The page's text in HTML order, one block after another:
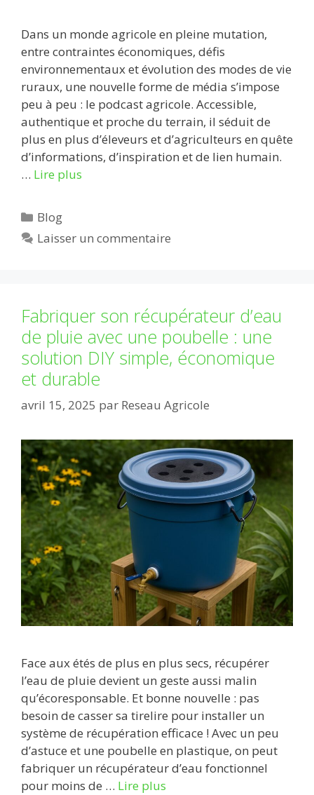
Dans un monde agricole en pleine mutation,
entre contraintes économiques, défis
environnementaux et évolution des modes de vie
ruraux, une nouvelle forme de média s’impose
peu à peu : le podcast agricole. Accessible,
authentique et proche du terrain, il séduit de
plus en plus d’éleveurs et d’agriculteurs en quête
d’informations, d’inspiration et de lien humain.
… Lire plus
Catégories
Blog
Laisser un commentaire
Fabriquer son récupérateur d’eau
de pluie avec une poubelle : une
solution DIY simple, économique
et durable
avril 15, 2025 par Reseau Agricole
Face aux étés de plus en plus secs, récupérer
l’eau de pluie devient un geste aussi malin
qu’écoresponsable. Et bonne nouvelle : pas
besoin de casser sa tirelire pour installer un
système de récupération efficace ! Avec un peu
d’astuce et une poubelle en plastique, on peut
fabriquer un récupérateur d’eau fonctionnel
pour moins de … Lire plus